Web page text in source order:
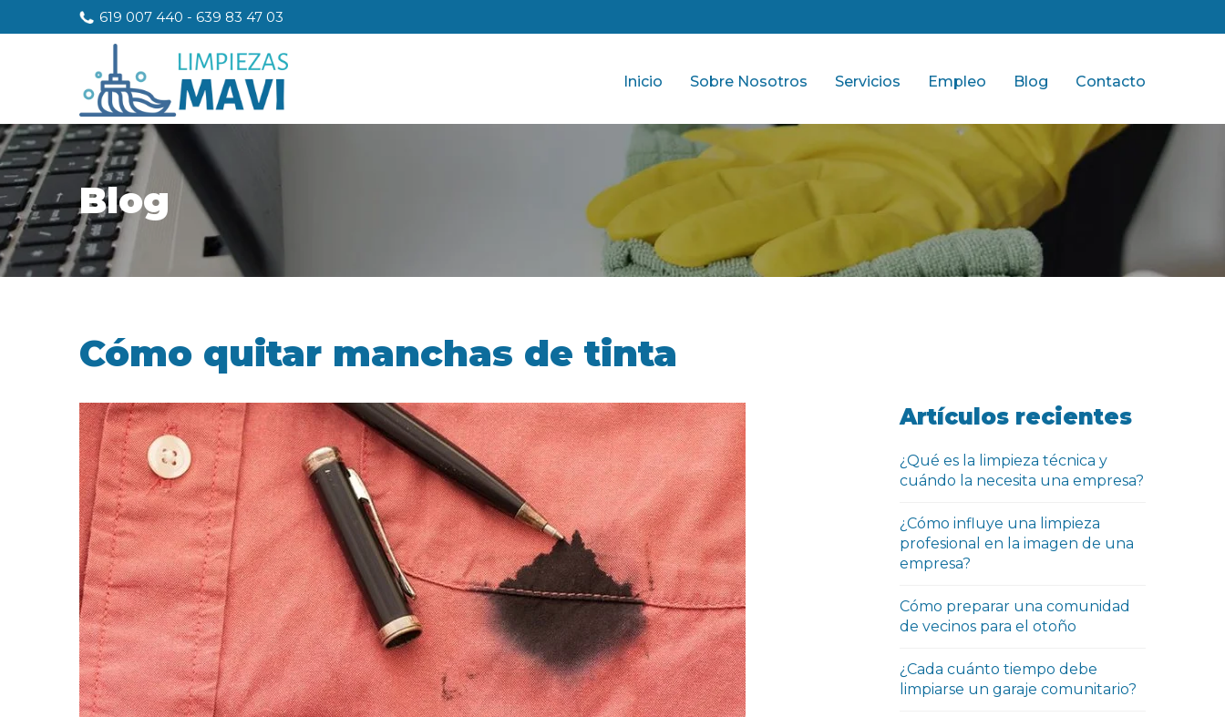
619 007 440 - 639 83 47 03
Inicio Sobre Nosotros Servicios Empleo Blog Contacto
Blog
Cómo quitar manchas de tinta
Artículos recientes
¿Qué es la limpieza técnica y
cuándo la necesita una empresa?
¿Cómo influye una limpieza
profesional en la imagen de una
empresa?
Cómo preparar una comunidad
de vecinos para el otoño
¿Cada cuánto tiempo debe
limpiarse un garaje comunitario?